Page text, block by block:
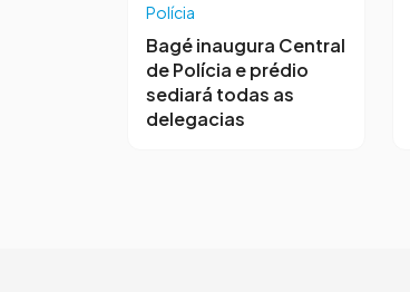
Polícia
Bagé inaugura Central
de Polícia e prédio
sediará todas as
delegacias